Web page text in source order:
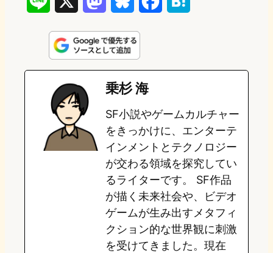
n
e
s
t
o
d
o
n
u
e
s
k
y
e
o
o
k
e
a
乗杉 海
SF小説やゲームカルチャー
をきっかけに、エンターテ
インメントとテクノロジー
が交わる領域を探究してい
るライターです。 SF作品
が描く未来社会や、ビデオ
ゲームが生み出すメタフィ
クション的な世界観に刺激
を受けてきました。現在